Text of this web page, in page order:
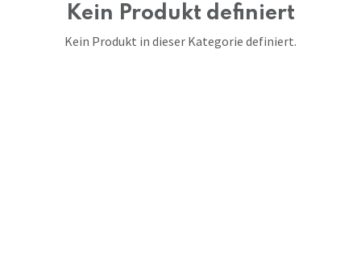
Kein Produkt definiert
Kein Produkt in dieser Kategorie definiert.